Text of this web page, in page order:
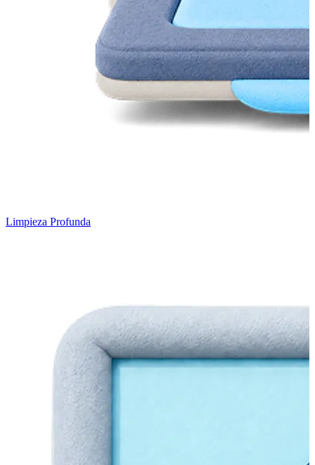
Limpieza Profunda